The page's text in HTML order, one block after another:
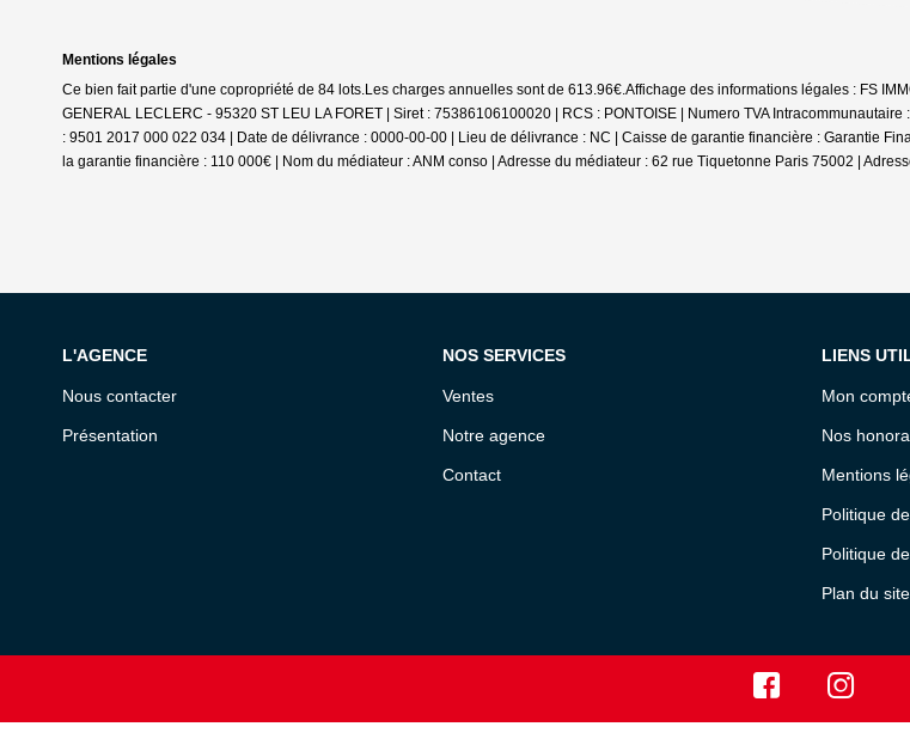
Mentions légales
Ce bien fait partie d'une copropriété de 84 lots.Les charges annuelles sont de 613.96€.Affichage des informations légales : FS
GENERAL LECLERC - 95320 ST LEU LA FORET | Siret : 75386106100020 | RCS : PONTOISE | Numero TVA
: 9501 2017 000 022 034 | Date de délivrance : 0000-00-00 | Lieu de délivrance : NC | Caisse de garantie financière : Garantie
la garantie financière : 110 000€ | Nom du médiateur : ANM conso | Adresse du médiateur : 62 rue Tiquetonne Paris 75002 |
L'AGENCE
Nous contacter
Présentation
NOS SERVICES
Ventes
Notre agence
Contact
LIENS
Mon
Nos
Mentions
Politique
Politique
Plan du site